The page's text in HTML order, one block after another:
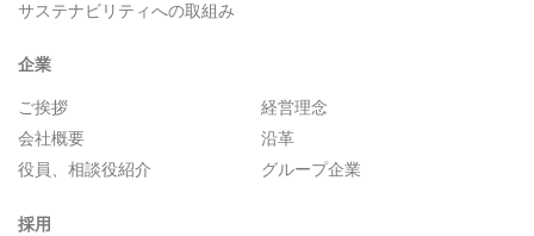
サステナビリティへの取組み
企業
ご挨拶
経営理念
会社概要
沿革
役員、相談役紹介
グループ企業
採用